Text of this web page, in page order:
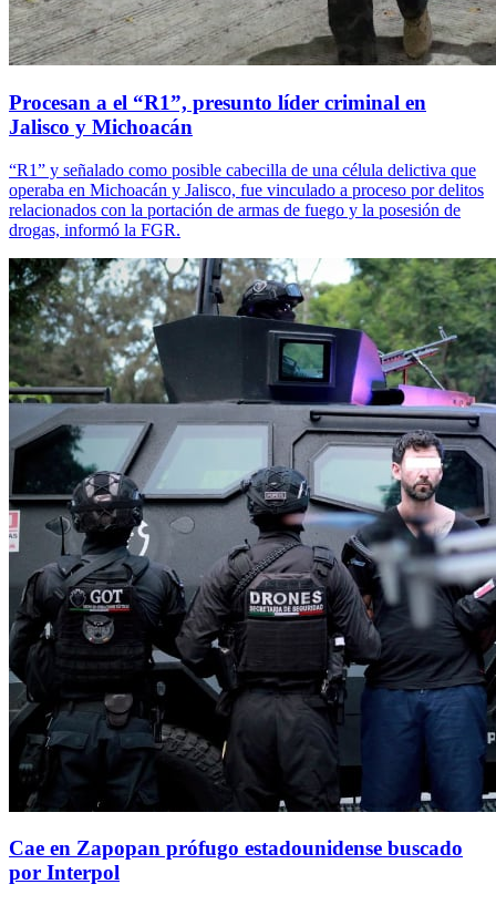
Procesan a el “R1”, presunto líder criminal en
Jalisco y Michoacán
“R1” y señalado como posible cabecilla de una célula delictiva que
operaba en Michoacán y Jalisco, fue vinculado a proceso por delitos
relacionados con la portación de armas de fuego y la posesión de
drogas, informó la FGR.
Cae en Zapopan prófugo estadounidense buscado
por Interpol